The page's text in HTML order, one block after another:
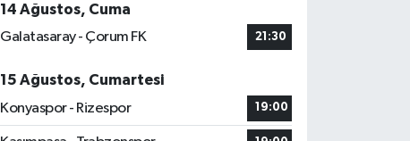
14 Ağustos, Cuma
Galatasaray - Çorum FK
21:30
15 Ağustos, Cumartesi
Konyaspor - Rizespor
19:00